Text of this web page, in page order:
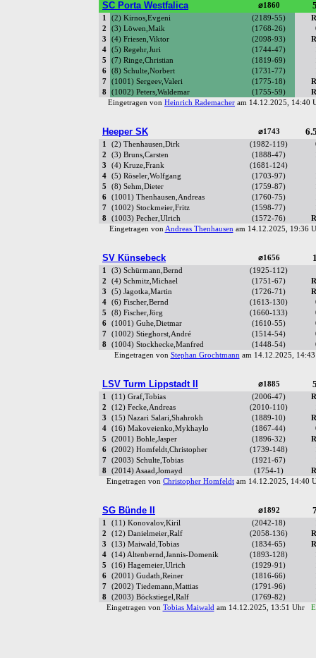
SC Porta Westfalica
⌀1860
1 (2) Kirnos,Evgeni (2189-55)
2
(3) Löwen,Maik (1768-26)
3
(4) Friesen,Viktor (2098-93)
4
(5) Regehr,Juri (1744-47)
5
(7) Ringe,Christian (1819-69)
6
(8) Schulte,Norbert (1731-77)
7
(1001) Sergeev,Valeri (1775-18)
8
(1002) Peters,Waldemar (1755-59)
Eingetragen von Heinrich Rademacher am 14.12.2025,
Heeper SK ⌀1743
1 (2) Thenhausen,Dirk (1982-119)
2
(3) Bruns,Carsten (1888-47)
3
(4) Kruze,Frank
(1681-124)
4
(5) Röseler,Wolfgang (1703-97)
5
(8) Sehm,Dieter (1759-87)
6
(1001) Thenhausen,Andreas (1760-75)
7
(1002) Stockmeier,Fritz (1598-77)
8
(1003) Pecher,Ulrich (1572-76)
Eingetragen vonAndreas Thenhausenam 14.12.2025, 19:36
SV Künsebeck ⌀1656
1 (3) Schürmann,Bernd
(1925-112)
2
(4) Schmitz,Michael (1751-67)
3
(5) Jagotka,Martin (1726-71)
4
(6) Fischer,Bernd (1613-130)
5
(8) Fischer,Jörg (1660-133)
6
(1001) Guhe,Dietmar (1610-55)
7
(1002) Stieghorst,André (1514-54)
8
(1004) Stockhecke,Manfred (1448-54)
Eingetragen von Stephan Grochtmannam 14.12.2025,
LSV Turm Lippstadt II ⌀1885
1 (11) Graf,Tobias (2006-47)
2
(12) Fecke,Andreas (2010-110)
3
(15) Nazari Salari,Shahrokh (1889-10)
4
(16) Makoveienko,Mykhaylo (1867-44)
5
(2001) Bohle,Jasper (1896-32)
6
(2002) Homfeldt,Christopher (1739-148)
7
(2003) Schulte,Tobias (1921-67)
8
(2014) Asaad,Jomayd (1754-1)
Eingetragen von Christopher Homfeldt am 14.12.2025,
SG Bünde II ⌀1892
1 (11) Konovalov,Kiril (2042-18)
2
(12) Danielmeier,Ralf (2058-136)
3
(13) Maiwald,Tobias (1834-65)
4
(14) Altenbernd,Jannis-Domenik (1893-128)
5
(16) Hagemeier,Ulrich (1929-91)
6
(2001) Gudath,Reiner (1816-66)
7
(2002) Tiedemann,Mattias (1791-96)
8
(2003) Böckstiegel,Ralf (1769-82)
Eingetragen von Tobias Maiwaldam 14.12.2025, 13:51 Uhr